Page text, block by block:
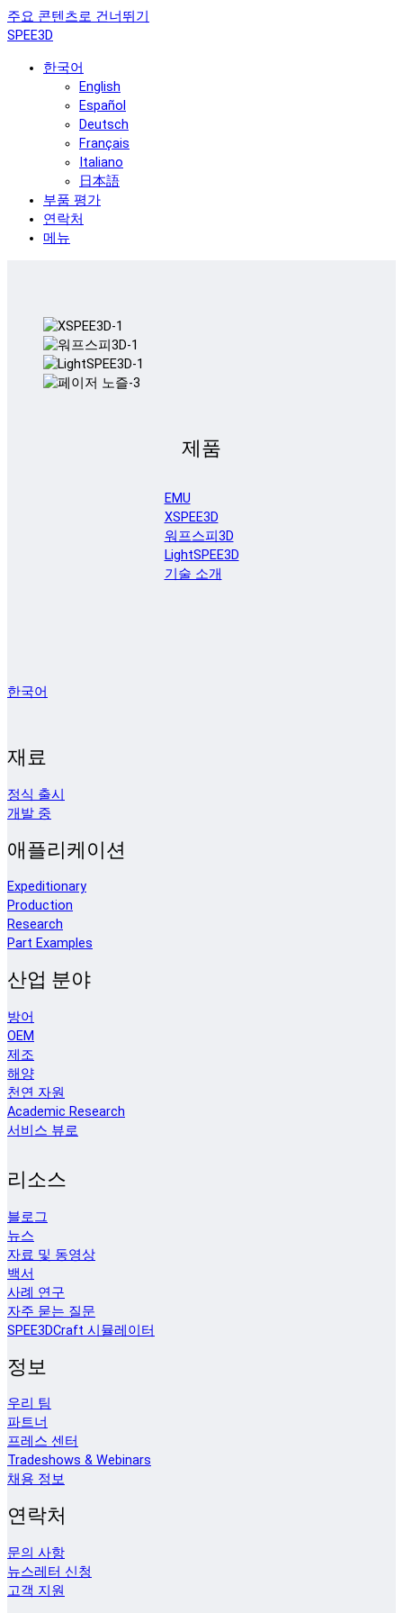
주요 콘텐츠로 건너뛰기
SPEE3D
한국어
English
Español
Deutsch
Français
Italiano
日本語
부품 평가
연락처
메뉴
제품
EMU
XSPEE3D
워프스피3D
LightSPEE3D
기술 소개
한국어
재료
정식 출시
개발 중
애플리케이션
Expeditionary
Production
Research
Part Examples
산업 분야
방어
OEM
제조
해양
천연 자원
Academic Research
서비스 뷰로
리소스
블로그
뉴스
자료 및 동영상
백서
사례 연구
자주 묻는 질문
SPEE3DCraft 시뮬레이터
정보
우리 팀
파트너
프레스 센터
Tradeshows & Webinars
채용 정보
연락처
문의 사항
뉴스레터 신청
고객 지원